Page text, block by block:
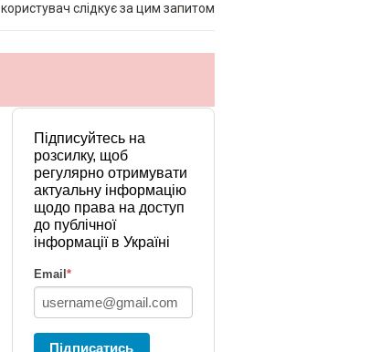
користувач слідкує за цим запитом
Підписуйтесь на
розсилку, щоб
регулярно отримувати
актуальну інформацію
щодо права на доступ
до публічної
інформації в Україні
Email *
Підписатись